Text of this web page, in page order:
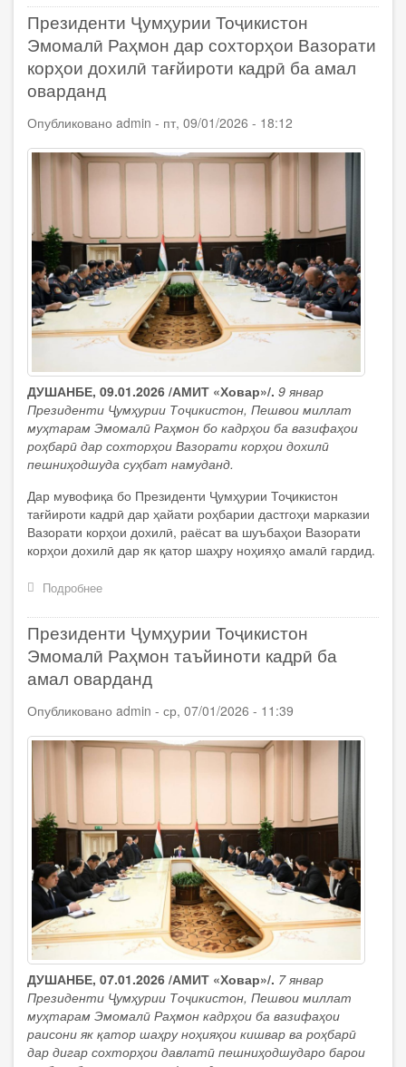
давлат
Эмомалӣ
Раҳмон
сохторҳои
Суди
Суди
иқтисодӣ,
мақомоти
дигари
давлатӣ
тағйироти
кадрӣ
амалӣ
намуданд
Президенти Ҷумҳурии Тоҷикистон
Эмомалӣ Раҳмон дар сохторҳои Вазорати
корҳои дохилӣ тағйироти кадрӣ ба амал
оварданд
Опубликовано admin - пт, 09/01/2026 - 18:12
ДУШАНБЕ, 09.01.2026 /АМИТ «Ховар»/. 9 январ
Президенти Ҷумҳурии Тоҷикистон, Пешвои миллат
муҳтарам Эмомалӣ Раҳмон бо кадрҳои ба вазифаҳои
роҳбарӣ дар сохторҳои Вазорати корҳои дохилӣ
пешниҳодшуда суҳбат намуданд.
Дар мувофиқа бо Президенти Ҷумҳурии Тоҷикистон
тағйироти кадрӣ дар ҳайати роҳбарии дастгоҳи марказии
Вазорати корҳои дохилӣ, раёсат ва шуъбаҳои Вазорати
корҳои дохилӣ дар як қатор шаҳру ноҳияҳо амалӣ гардид.
Подробнее
Ҷумҳурии
Тоҷикистон
Эмомалӣ
Раҳмон
дар
сохторҳои
Вазорати
корҳои
дохилӣ
тағйироти
оварданд
Президенти Ҷумҳурии Тоҷикистон
Эмомалӣ Раҳмон таъйиноти кадрӣ ба
амал оварданд
Опубликовано admin - ср, 07/01/2026 - 11:39
ДУШАНБЕ, 07.01.2026 /АМИТ «Ховар»/. 7 январ
Президенти Ҷумҳурии Тоҷикистон, Пешвои миллат
муҳтарам Эмомалӣ Раҳмон кадрҳои ба вазифаҳои
раисони як қатор шаҳру ноҳияҳои кишвар ва роҳбарӣ
дар дигар сохторҳои давлатӣ пешниҳодшударо барои